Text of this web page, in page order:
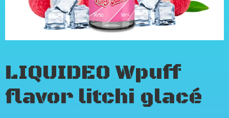
LIQUIDEO Wpuff
flavor litchi glacé